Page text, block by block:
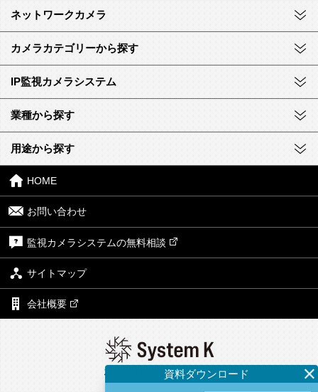
ネットワークカメラ
カメラカテゴリーから探す
IP監視カメラシステム
業種から探す
用途から探す
HOME
お問い合わせ
監視カメラシステムの無料相談
サイトマップ
会社概要
株式会社システム・ケイ